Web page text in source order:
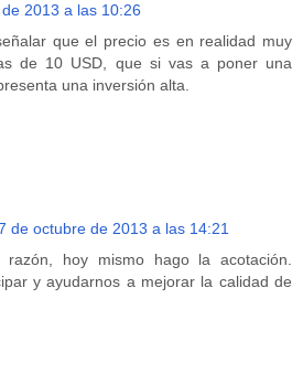
2013 a las 10:26
que el precio es en realidad muy
de 10 USD, que si vas a poner una
una inversión alta.
de octubre de 2013 a las 14:21
razón, hoy mismo hago la acotación.
y ayudarnos a mejorar la calidad de